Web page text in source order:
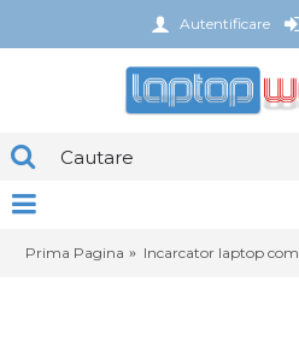
Autentificare
Prima Pagina Incarcator laptop